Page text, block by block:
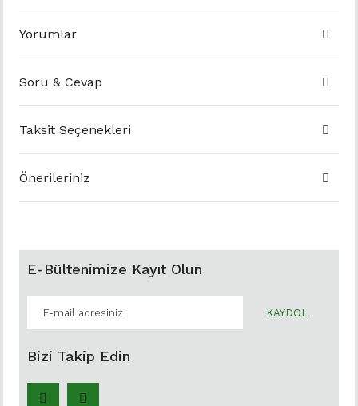
Yorumlar
Soru & Cevap
Taksit Seçenekleri
Önerileriniz
E-Bültenimize Kayıt Olun
KAYDOL
Bizi Takip Edin